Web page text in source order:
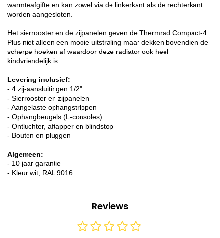
warmteafgifte en kan zowel via de linkerkant als de rechterkant
worden aangesloten.
Het sierrooster en de zijpanelen geven de Thermrad Compact-4
Plus niet alleen een mooie uitstraling maar dekken bovendien de
scherpe hoeken af waardoor deze radiator ook heel
kindvriendelijk is.
Levering inclusief:
- 4 zij-aansluitingen 1/2"
- Sierrooster en zijpanelen
- Aangelaste ophangstrippen
- Ophangbeugels (L-consoles)
- Ontluchter, aftapper en blindstop
- Bouten en pluggen
Algemeen:
- 10 jaar garantie
- Kleur wit, RAL 9016
Reviews